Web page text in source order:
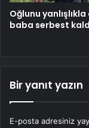
Oğlunu
baba serbest
Bir yanıt yazın
E-posta adresiniz